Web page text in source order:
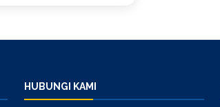
HUBUNGI KAMI